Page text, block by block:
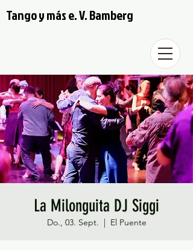
Tango y más e. V. Bamberg
La Milonguita DJ Siggi
Do., 03. Sept.
  |
El Puente